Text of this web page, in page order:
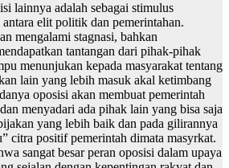
lainnya adalah sebagai stimulus
elit politik dan pemerintahan.
mengalami stagnasi, bahkan
tantangan dari pihak-pihak
menunjukan kepada masyarakat tentang
lain yang lebih masuk akal ketimbang
oposisi akan membuat pemerintah
menyadari ada pihak lain yang bisa saja
yang lebih baik dan pada gilirannya
citra positif pemerintah dimata masyrkat.
sangat besar peran oposisi dalam upaya